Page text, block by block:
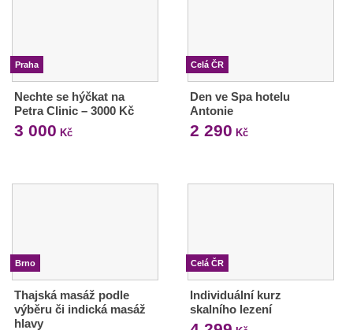
Praha
Nechte se hýčkat na
Petra Clinic – 3000 Kč
3 000 Kč
Celá ČR
Den ve Spa hotelu
Antonie
2 290 Kč
Brno
Thajská masáž podle
výběru či indická masáž
hlavy
Celá ČR
Individuální kurz
skalního lezení